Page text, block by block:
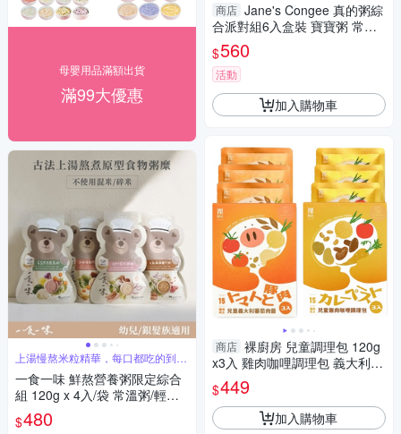
母嬰用品滿額出貨
滿99大優惠
上湯慢熬米粒精華，每口都吃的到頂
級全米粥
一食一味 鮮熬營養粥限定綜合
組 120g x 4入/袋 常溫粥/輕食
粥/寶寶粥/副食品
$480
商店 Jane's Congee 真的粥綜
合派對組6入盒裝 寶寶粥 常溫
粥
$560
活動
加入購物車
商店 裸廚房 兒童調理包 120g
x3入 雞肉咖哩調理包 義大利番
茄肉醬 調理包 常溫調理包 副食
品 0424
$449
加入購物車